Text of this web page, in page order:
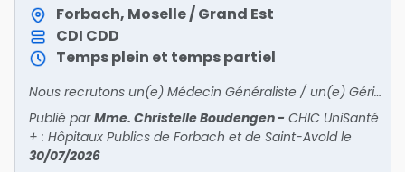
Forbach, Moselle / Grand Est
CDI CDD
Temps plein et temps partiel
Nous recrutons un(e) Médecin Généraliste / un(e) Gériatre !
Publié parMme. Christelle Boudengen- CHIC UniSanté
+ : Hôpitaux Publics de Forbach et de Saint-Avoldle
30/07/2026